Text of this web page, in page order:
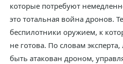
которые потребуют
это тотальная война дронов.
беспилотники оружием, к
не готова. По словам
быть атакован дроном,